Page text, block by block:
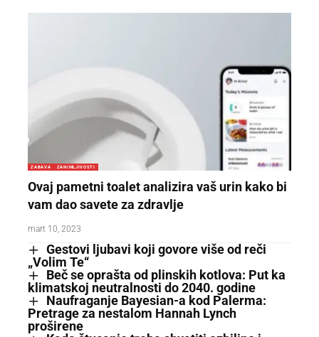
ZABAVA ZANIMLJIVOSTI
Ovaj pametni toalet analizira vaš urin kako bi
vam dao savete za zdravlje
mart 10, 2023
Gestovi ljubavi koji govore više od reči
„Volim Te“
Beč se oprašta od plinskih kotlova: Put ka
klimatskoj neutralnosti do 2040. godine
Naufraganje Bayesian-a kod Palerma:
Pretrage za nestalom Hannah Lynch
proširene